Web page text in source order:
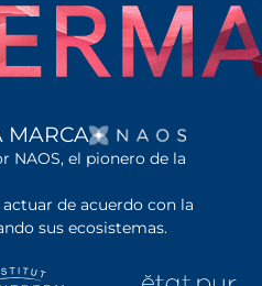
MARCA SE
NAOS, el pionero de la
de acuerdo con la
sus ecosistemas.
pestaña nueva
se abre en una